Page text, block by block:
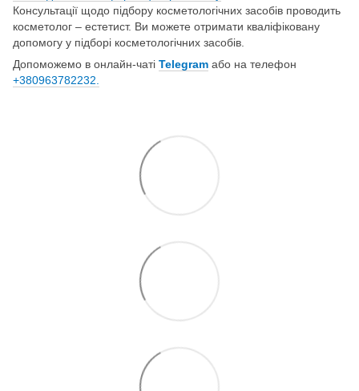
Консультації щодо підбору косметологічних засобів проводить
косметолог – естетист. Ви можете отримати кваліфіковану
допомогу у підборі косметологічних засобів.
Допоможемо в онлайн-чаті Telegram або на телефон
+380963782232.